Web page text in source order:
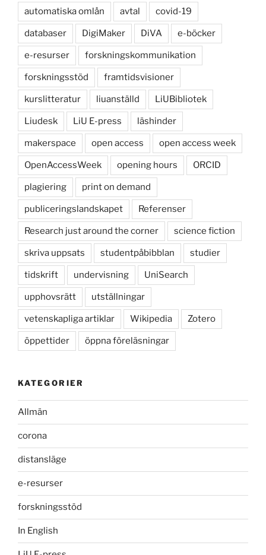
automatiska omlån avtal covid-19
databaser DigiMaker DiVA e-böcker
e-resurser forskningskommunikation
forskningsstöd framtidsvisioner
kurslitteratur liuanställd LiUBibliotek
Liudesk LiU E-press läshinder
makerspace open access open access week
OpenAccessWeek opening hours ORCID
plagiering print on demand
publiceringslandskapet Referenser
Research just around the corner science fiction
skriva uppsats studentpåbibblan studier
tidskrift undervisning UniSearch
upphovsrätt utställningar
vetenskapliga artiklar Wikipedia Zotero
öppettider öppna föreläsningar
KATEGORIER
Allmän
corona
distansläge
e-resurser
forskningsstöd
In English